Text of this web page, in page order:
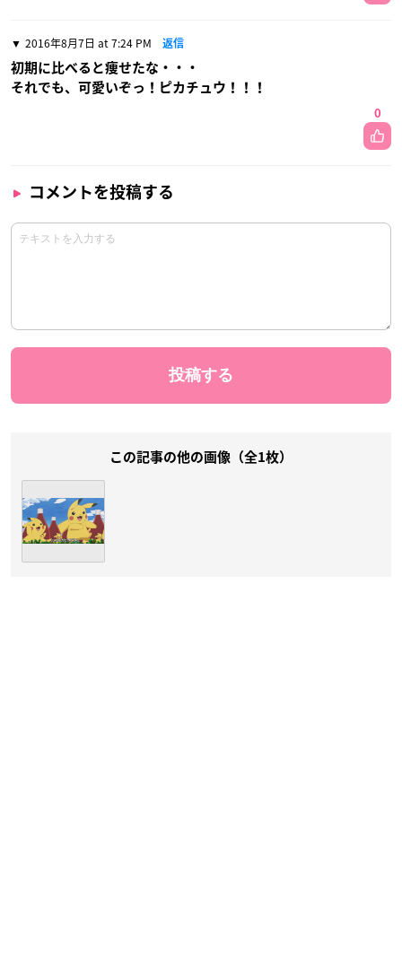
2016年8月7日 at 7:24 PM 返信
初期に比べると痩せたな・・・
それでも、可愛いぞっ！ピカチュウ！！！
0
コメントを投稿する
この記事の他の画像（全1枚）